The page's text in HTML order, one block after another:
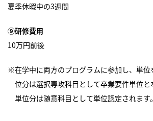
夏季休暇中の3週間
⑨研修費用
10万円前後
※在学中に両方のプログラムに参加し、単
位分は選択専攻科目として卒業要件単位
単位分は随意科目として単位認定されます。